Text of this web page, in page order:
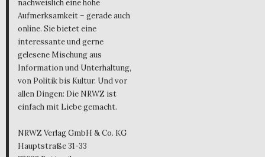
nachweislich eine hohe
Aufmerksamkeit – gerade auch
online. Sie bietet eine
interessante und gerne
gelesene Mischung aus
Information und Unterhaltung,
von Politik bis Kultur. Und vor
allen Dingen: Die NRWZ ist
einfach mit Liebe gemacht.
NRWZ Verlag GmbH & Co. KG
Hauptstraße 31-33